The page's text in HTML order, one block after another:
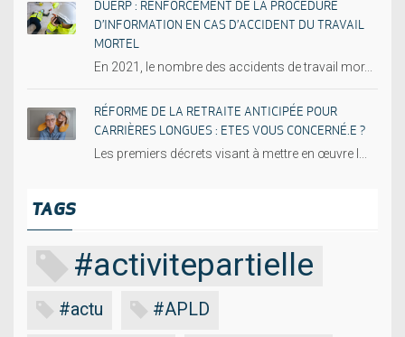
DUERP : RENFORCEMENT DE LA PROCÉDURE
D’INFORMATION EN CAS D’ACCIDENT DU TRAVAIL
MORTEL
En 2021, le nombre des accidents de travail mor...
RÉFORME DE LA RETRAITE ANTICIPÉE POUR
CARRIÈRES LONGUES : ETES VOUS CONCERNÉ.E ?
Les premiers décrets visant à mettre en œuvre l...
TAGS
#activitepartielle
#actu #APLD